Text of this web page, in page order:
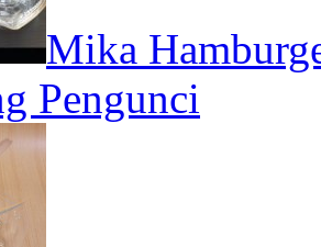
Mika
Pengunci